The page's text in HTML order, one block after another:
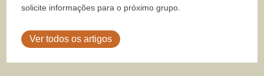
solicite informações para o próximo grupo.
Ver todos os artigos